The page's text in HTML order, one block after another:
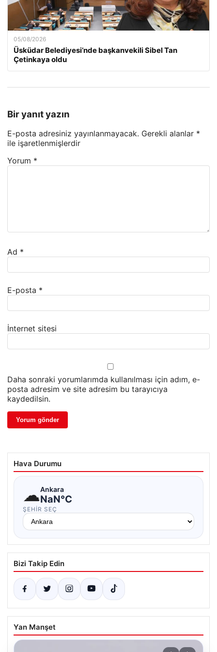
05/08/2026
Üsküdar Belediyesi’nde başkanvekili Sibel Tan
Çetinkaya oldu
Bir yanıt yazın
E-posta adresiniz yayınlanmayacak. Gerekli alanlar *
ile işaretlenmişlerdir
Yorum *
Ad *
E-posta *
İnternet sitesi
Daha sonraki yorumlarımda kullanılması için adım, e-
posta adresim ve site adresim bu tarayıcıya
kaydedilsin.
Hava Durumu
☁Ankara
NaN°C
ŞEHIR SEÇ
Bizi Takip Edin
Yan Manşet